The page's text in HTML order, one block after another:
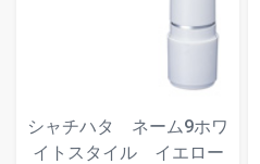
シャチハタ ネーム9ホワ
イトスタイル イエロー